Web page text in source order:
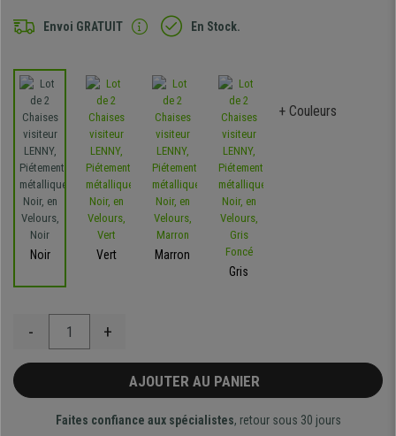
Envoi GRATUIT En Stock.
Noir Vert
Marron
Gris
+ Couleurs
- +
AJOUTER AU PANIER
Faites confiance aux spécialistes, retour sous 30 jours